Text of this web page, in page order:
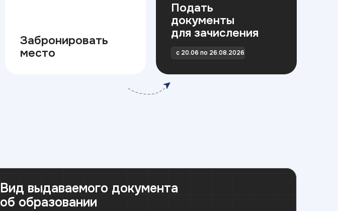
с 20.06 по 26.08.2026
Подать
документы
для зачисления
Забронировать
место
Вид выдаваемого документа
об образовании